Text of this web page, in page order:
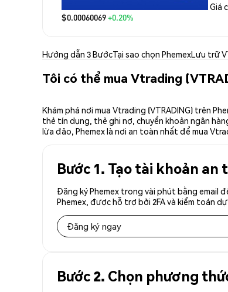
Giá
$0.00060069+0.20%
Hướng dẫn 3 BướcTại sao chọn PhemexLưu trữ
Tôi có thể mua Vtrading
Khám phá nơi mua Vtrading (VTRADING) trên
thẻ tín dụng, thẻ ghi nợ, chuyển khoản ngân
lừa đảo, Phemex là nơi an toàn nhất để mua
Bước 1. Tạo tài khoản an
Đăng ký Phemex trong vài phút bằng email
Phemex, được hỗ trợ bởi 2FA và kiểm toán
Đăng ký ngay
Bước 2. Chọn phương